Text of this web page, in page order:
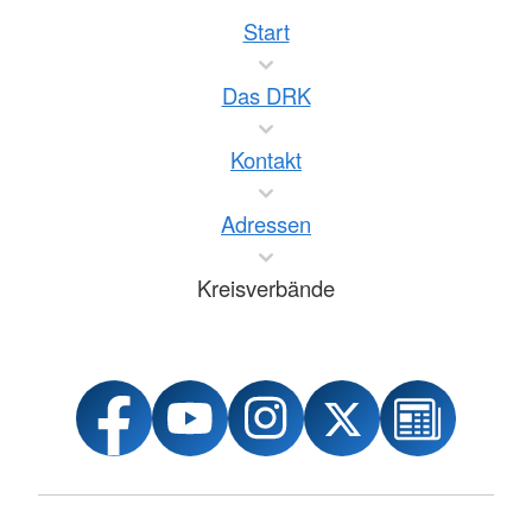
Start
Das DRK
Kontakt
Adressen
Kreisverbände